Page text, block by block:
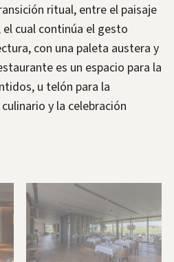
ritual, entre el paisaje
cual continúa el gesto
con una paleta austera y
es un espacio para la
u telón para la
y la celebración